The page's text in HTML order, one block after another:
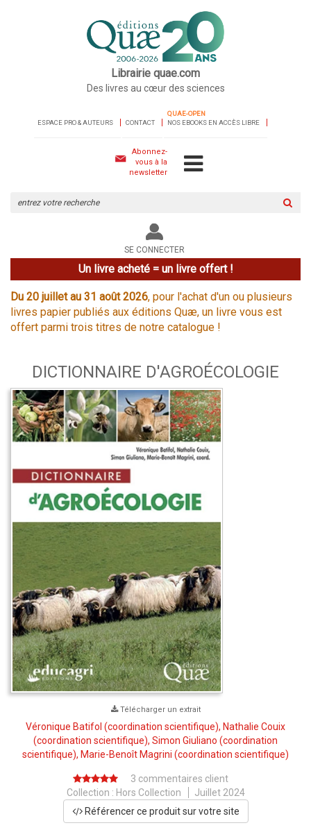
Librairie quae.com
Des livres au cœur des sciences
ESPACE PRO & AUTEURS CONTACT
QUAE-OPEN
NOS EBOOKS EN ACCÈS LIBRE
Abonnez-
vous à la
newsletter
le
site
SE CONNECTER
Un livre acheté = un livre offert !
Du 20 juillet au 31 août 2026, pour l'achat d'un ou plusieurs
livres papier publiés aux éditions Quæ, un livre vous est
offert parmi trois titres de notre catalogue !
DICTIONNAIRE D'AGROÉCOLOGIE
Télécharger un extrait
Véronique Batifol (coordination scientifique), Nathalie Couix
(coordination scientifique), Simon Giuliano (coordination
scientifique), Marie-Benoît Magrini (coordination scientifique)
3 commentaires client
Collection : Hors Collection
Juillet 2024
Référencer ce produit sur votre site